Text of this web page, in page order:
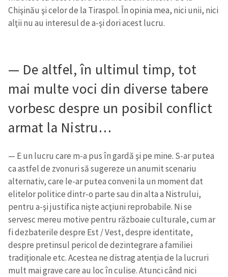
Chişinău şi celor de la Tiraspol. În opinia mea, nici unii, nici
alţii nu au interesul de a-şi dori acest lucru.
— De altfel, în ultimul timp, tot
mai multe voci din diverse tabere
vorbesc despre un posibil conflict
armat la Nistru…
— E un lucru care m-a pus în gardă şi pe mine. S-ar putea
ca astfel de zvonuri să sugereze un anumit scenariu
alternativ, care le-ar putea conveni la un moment dat
elitelor politice dintr-o parte sau din alta a Nistrului,
pentru a-şi justifica nişte acţiuni reprobabile. Ni se
servesc mereu motive pentru războaie culturale, cum ar
fi dezbaterile despre Est / Vest, despre identitate,
despre pretinsul pericol de dezintegrare a familiei
tradiţionale etc. Acestea ne distrag atenţia de la lucruri
mult mai grave care au loc în culise. Atunci când nici
CONTACT SURSĂ
Nume+ Numele meu
Email+ Emailul meu
Telefon
+ Telefon personal
acord cupolitica de
confidențialitate
TRIMITE ȘTIREA